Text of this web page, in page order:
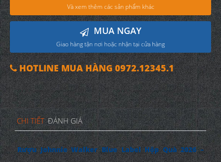
Và xem thêm các sản phẩm khác
MUA NGAY
Giao hàng tận nơi hoặc nhận tại cửa hàng
HOTLINE MUA HÀNG 0972.12345.1
CHI TIẾT ĐÁNH GIÁ
Rượu Johnnie Walker Blue Label Hộp Quà 2026 –